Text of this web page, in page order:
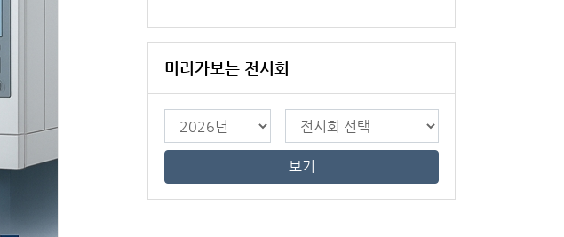
미리가보는 전시회
보기